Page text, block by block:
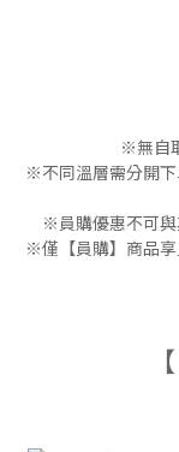
※無自
※不同溫層需分開
※員購優惠不可
※僅【員購】商品